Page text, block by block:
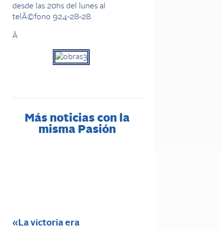
desde las 20hs del lunes al
telÃ©fono 924-28-28.
Â
Más noticias con la
misma Pasión
«La victoria era